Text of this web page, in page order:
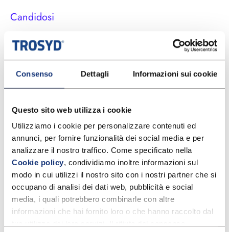
Consenso Dettagli Informazioni sui cookie
Questo sito web utilizza i cookie
Utilizziamo i cookie per personalizzare contenuti ed
annunci, per fornire funzionalità dei social media e per
Cookie policy, condividiamo inoltre informazioni sul
modo in cui utilizzi il nostro sito con i nostri partner che si
occupano di analisi dei dati web, pubblicità e social
media, i quali potrebbero combinarle con altre
informazioni che hai fornito loro o che hanno raccolto dal
Candidosi
Lacandidosi vaginale
, chiamata comunemente
”, è un’infezione della vagina e della vulva
causata dall’
eccessiva proliferazione del
fungoCandida
normalmente fa parte della flora vaginale. La
candidosi è un tipo specifico di vaginite,
caratterizzata da infiammazione e altri sintomi
specifici associati all’infezione.
Vaginosi
Lavaginosi batterica, invece, è un’infezione di